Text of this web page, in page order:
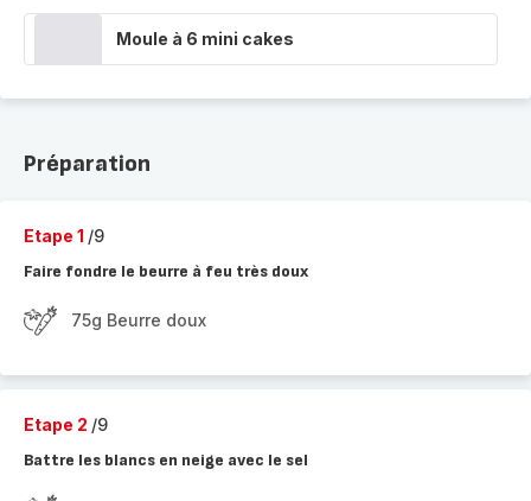
Moule à 6 mini cakes
Préparation
Etape 1 /9
Faire fondre le beurre à feu très doux
75g Beurre doux
Etape 2 /9
Battre les blancs en neige avec le sel